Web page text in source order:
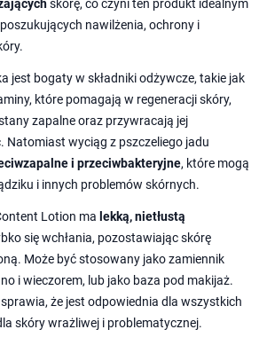
skórę, co czyni ten produkt idealnym
nawilżenia, ochrony i
jest bogaty w składniki odżywcze, takie jak
które pomagają w regeneracji skóry,
zapalne oraz przywracają jej
Natomiast wyciąg z pszczeliego jadu
i przeciwbakteryjne, które mogą
i innych problemów skórnych.
Lotion ma lekką, nietłustą
się wchłania, pozostawiając skórę
Może być stosowany jako zamiennik
i wieczorem, lub jako baza pod makijaż.
że jest odpowiednia dla wszystkich
skóry wrażliwej i problematycznej.